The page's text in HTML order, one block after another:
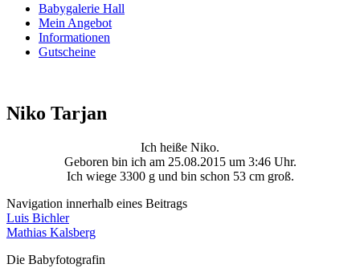
Babygalerie Hall
Mein Angebot
Informationen
Gutscheine
Niko Tarjan
Ich heiße Niko.
Geboren bin ich am 25.08.2015 um 3:46 Uhr.
Ich wiege 3300 g und bin schon 53 cm groß.
Navigation innerhalb eines Beitrags
Luis Bichler
Mathias Kalsberg
Die Babyfotografin